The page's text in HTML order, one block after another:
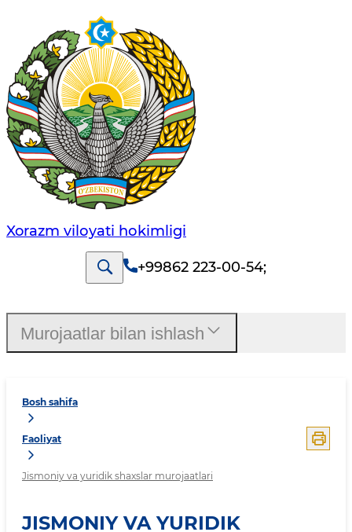
Xorazm vilоyati hоkimligi
+99862 223-00-54;
Bosh sahifa
Faoliyat
Jismoniy va yuridik shaxslar murojaatlari
JISMONIY VA YURIDIK
Murojaatlar bilan ishlash